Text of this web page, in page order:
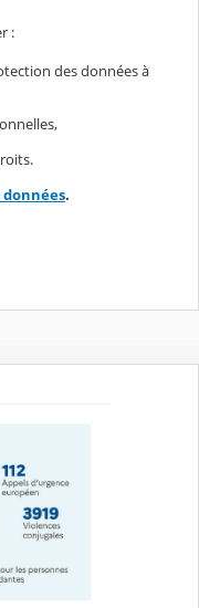
:
des données à
.